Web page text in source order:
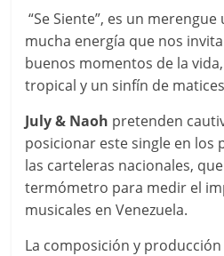
“Se Siente”, es un
mucha energía que nos
buenos momentos de la
tropical y un sinfín de
July & Naoh pretenden
posicionar este single en los
las carteleras nacionales,
termómetro para medir el
musicales en Venezuela.
La composición y